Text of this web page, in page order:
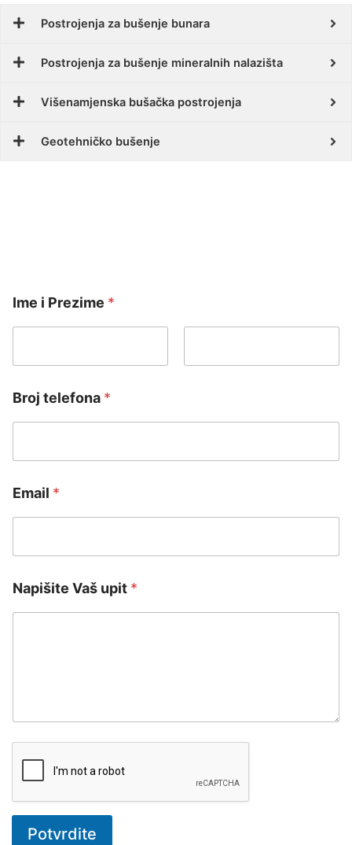
Postrojenja za bušenje bunara
Postrojenja za bušenje mineralnih nalazišta
Višenamjenska bušačka postrojenja
Geotehničko bušenje
Ime i Prezime *
Broj telefona *
Email *
Napišite Vaš upit *
Potvrdite